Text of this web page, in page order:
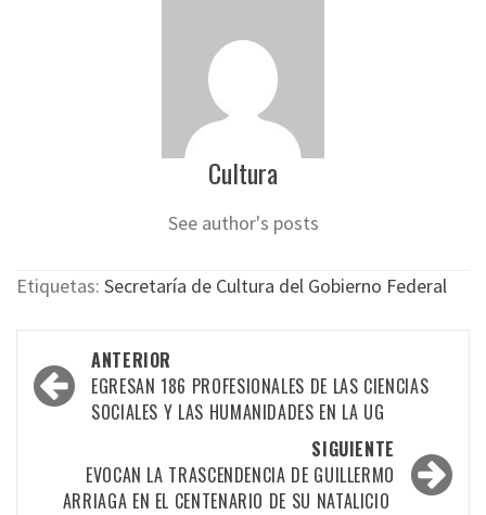
Cultura
See author's posts
Etiquetas: Secretaría de Cultura del Gobierno Federal
Navegación
por
entradas
ANTERIOR
EGRESAN 186 PROFESIONALES DE LAS CIENCIAS
SOCIALES Y LAS HUMANIDADES EN LA UG
SIGUIENTE
EVOCAN LA TRASCENDENCIA DE GUILLERMO
ARRIAGA EN EL CENTENARIO DE SU NATALICIO